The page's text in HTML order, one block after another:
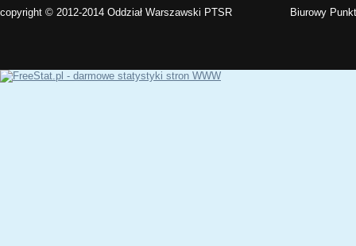
copyright © 2012-2014 Oddział Warszawski PTSR Biurowy